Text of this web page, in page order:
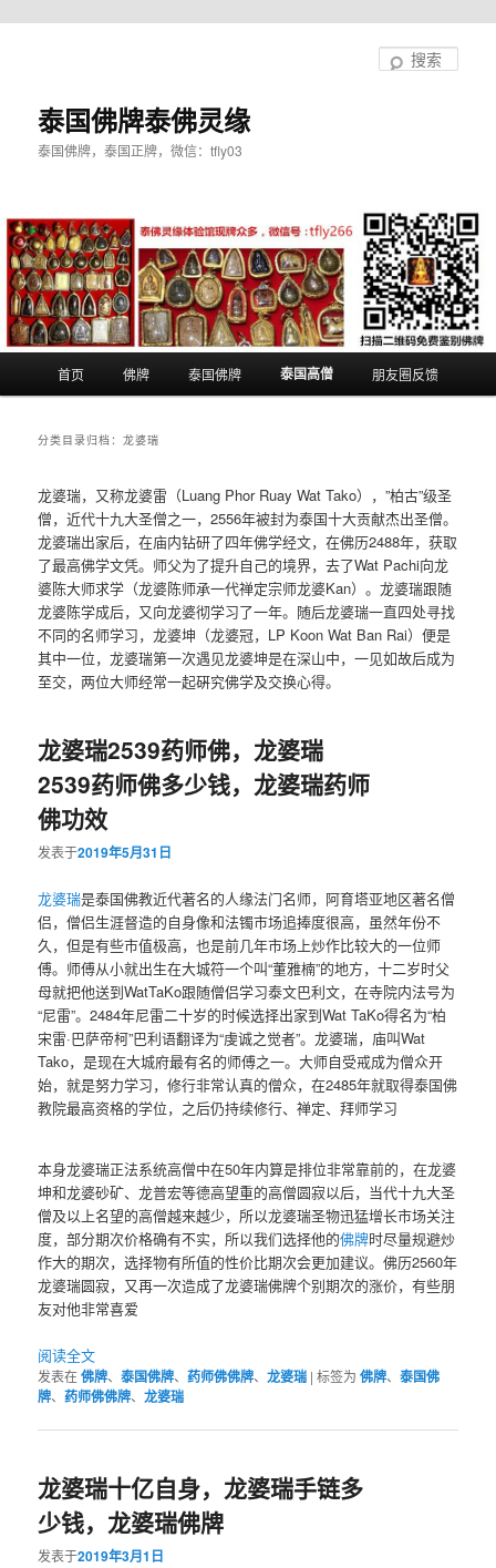
泰国佛牌泰佛灵缘
泰国佛牌，泰国正牌，微信：tfly03
首页 佛牌 泰国佛牌 泰国高僧 朋友圈反馈
分类目录归档：龙婆瑞
龙婆瑞，又称龙婆雷（Luang Phor Ruay Wat Tako），”柏古”级圣
僧，近代十九大圣僧之一，2556年被封为泰国十大贡献杰出圣僧。
龙婆瑞出家后，在庙内钻研了四年佛学经文，在佛历2488年，获取
了最高佛学文凭。师父为了提升自己的境界，去了Wat Pachi向龙
婆陈大师求学（龙婆陈师承一代禅定宗师龙婆Kan）。龙婆瑞跟随
龙婆陈学成后，又向龙婆彻学习了一年。随后龙婆瑞一直四处寻找
不同的名师学习，龙婆坤（龙婆冠，LP Koon Wat Ban Rai）便是
其中一位，龙婆瑞第一次遇见龙婆坤是在深山中，一见如故后成为
至交，两位大师经常一起硏究佛学及交换心得。
龙婆瑞2539药师佛，龙婆瑞
2539药师佛多少钱，龙婆瑞药师
佛功效
发表于2019年5月31日
龙婆瑞是泰国佛教近代著名的人缘法门名师，阿育塔亚地区著名僧
侣，僧侣生涯督造的自身像和法镯市场追捧度很高，虽然年份不
久，但是有些市值极高，也是前几年市场上炒作比较大的一位师
傅。师傅从小就出生在大城符一个叫“董雅楠”的地方，十二岁时父
母就把他送到WatTaKo跟随僧侣学习泰文巴利文，在寺院内法号为
“尼雷”。2484年尼雷二十岁的时候选择出家到Wat TaKo得名为“柏
宋雷·巴萨帝柯”巴利语翻译为“虔诚之觉者”。龙婆瑞，庙叫Wat
Tako，是现在大城府最有名的师傅之一。大师自受戒成为僧众开
始，就是努力学习，修行非常认真的僧众，在2485年就取得泰国佛
教院最高资格的学位，之后仍持续修行、禅定、拜师学习
本身龙婆瑞正法系统高僧中在50年内算是排位非常靠前的，在龙婆
坤和龙婆砂矿、龙普宏等德高望重的高僧圆寂以后，当代十九大圣
僧及以上名望的高僧越来越少，所以龙婆瑞圣物迅猛增长市场关注
度，部分期次价格确有不实，所以我们选择他的佛牌时尽量规避炒
作大的期次，选择物有所值的性价比期次会更加建议。佛历2560年
龙婆瑞圆寂，又再一次造成了龙婆瑞佛牌个别期次的涨价，有些朋
友对他非常喜爱
阅读全文
发表在佛牌、泰国佛牌、药师佛佛牌、龙婆瑞 |标签为 佛牌、泰国佛
牌、药师佛佛牌、龙婆瑞
龙婆瑞十亿自身，龙婆瑞手链多
少钱，龙婆瑞佛牌
发表于2019年3月1日